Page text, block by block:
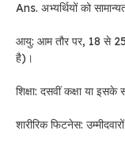
Ans. अभ्यर्थियों को
आयु: आम तौर पर, 18 से 25
है)।
शिक्षा: दसवीं कक्षा या
शारीरिक फिटनेस: